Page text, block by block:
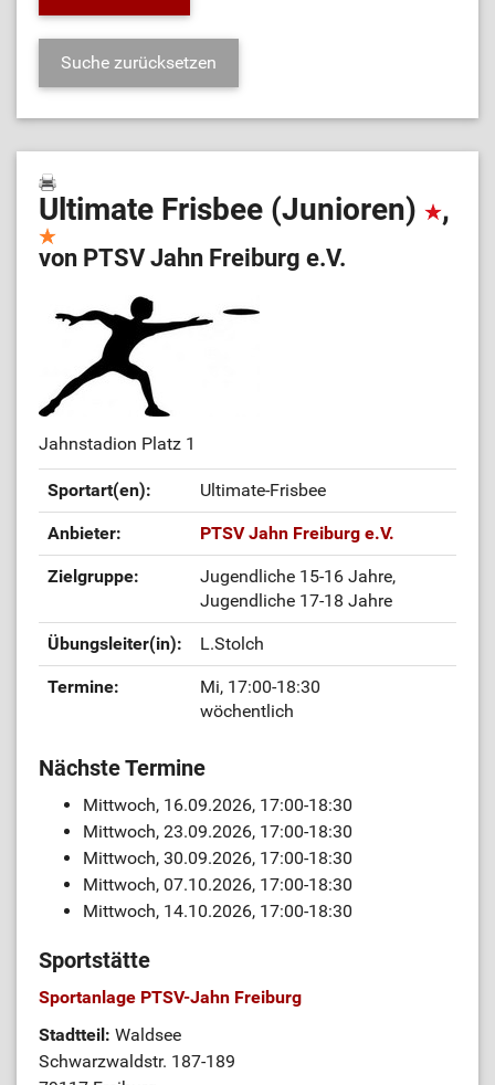
Ultimate Frisbee (Junioren) ,
von PTSV Jahn Freiburg e.V.
Jahnstadion Platz 1
Sportart(en): Ultimate-Frisbee
Anbieter: PTSV Jahn Freiburg e.V.
Zielgruppe:
Jugendliche 15-16 Jahre,
Jugendliche 17-18 Jahre
Übungsleiter(in): L.Stolch
Termine:
Mi, 17:00-18:30
wöchentlich
Nächste Termine
Mittwoch, 16.09.2026, 17:00-18:30
Mittwoch, 23.09.2026, 17:00-18:30
Mittwoch, 30.09.2026, 17:00-18:30
Mittwoch, 07.10.2026, 17:00-18:30
Mittwoch, 14.10.2026, 17:00-18:30
Sportstätte
Sportanlage PTSV-Jahn Freiburg
Stadtteil: Waldsee
Schwarzwaldstr. 187-189